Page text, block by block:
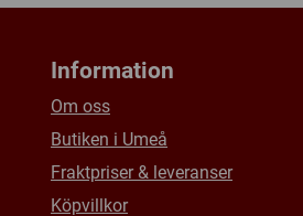
Information
Om oss
Butiken i Umeå
Fraktpriser & leveranser
Köpvillkor